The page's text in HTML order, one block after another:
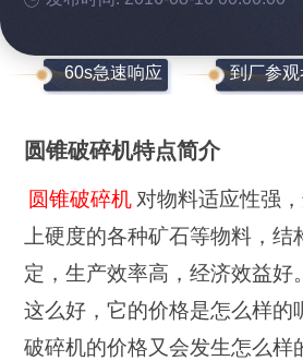
60s急速响应 到厂参观
圆锥破碎机特点简介
圆锥破碎机 对物料适应性强
上硬度的各种矿石等物料，结
定，生产效率高，经济效益好
这么好，它的价格是怎么样的
破碎机的价格又会发生怎么样